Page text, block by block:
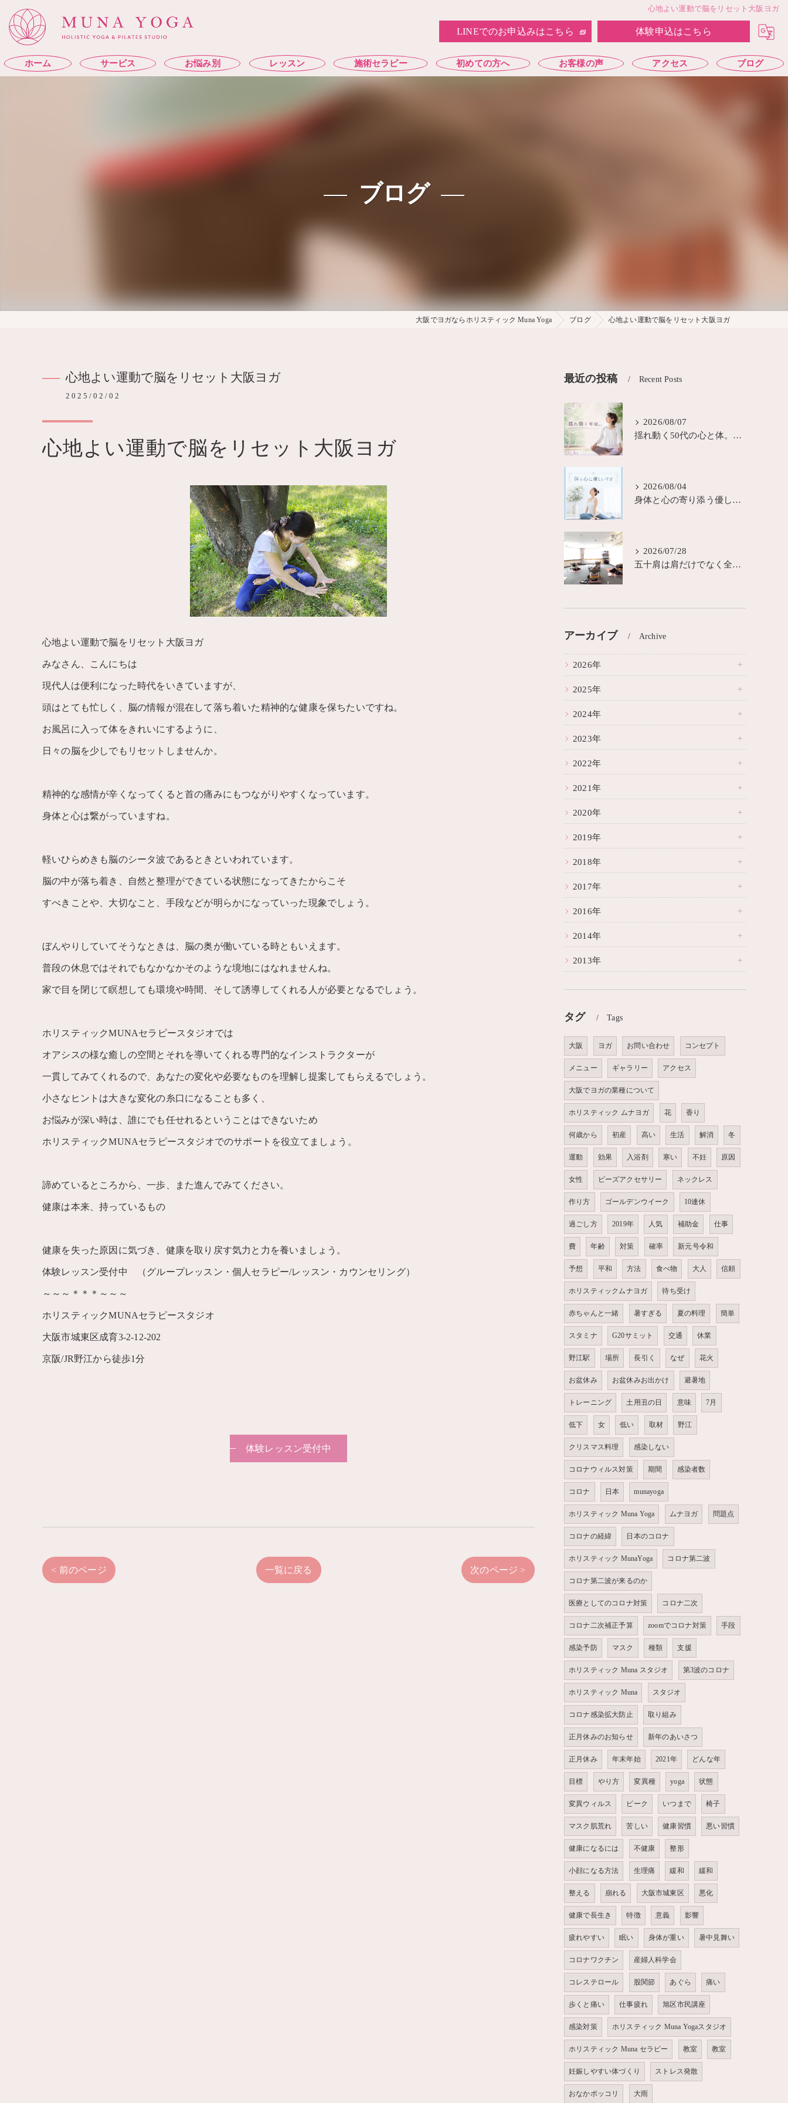
心地よい運動で脳をリセット大阪ヨガ
LINEでのお申込みはこちら 体験申込はこちら
ホーム サービス お悩み別 レッスン 施術セラピー 初めての方へ お客様の声 アクセス ブログ
ブログ
大阪でヨガならホリスティック Muna Yoga ブログ 心地よい運動で脳をリセット大阪ヨガ
心地よい運動で脳をリセット大阪ヨガ
2025/02/02
心地よい運動で脳をリセット大阪ヨガ
心地よい運動で脳をリセット大阪ヨガ
みなさん、こんにちは
現代人は便利になった時代をいきていますが、
頭はとても忙しく、脳の情報が混在して落ち着いた精神的な健康を保ちたいですね。
お風呂に入って体をきれいにするように、
日々の脳を少しでもリセットしませんか。
精神的な感情が辛くなってくると首の痛みにもつながりやすくなっています。
身体と心は繋がっていますね。
軽いひらめきも脳のシータ波であるときといわれています。
脳の中が落ち着き、自然と整理ができている状態になってきたからこそ
すべきことや、大切なこと、手段などが明らかになっていった現象でしょう。
ぼんやりしていてそうなときは、脳の奥が働いている時ともいえます。
普段の休息ではそれでもなかなかそのような境地にはなれませんね。
家で目を閉じて瞑想しても環境や時間、そして誘導してくれる人が必要となるでしょう。
ホリスティックMUNAセラピースタジオでは
オアシスの様な癒しの空間とそれを導いてくれる専門的なインストラクターが
一貫してみてくれるので、あなたの変化や必要なものを理解し提案してもらえるでしょう。
小さなヒントは大きな変化の糸口になることも多く、
お悩みが深い時は、誰にでも任せれるということはできないため
ホリスティックMUNAセラピースタジオでのサポートを役立てましょう。
諦めているところから、一歩、また進んでみてください。
健康は本来、持っているもの
健康を失った原因に気づき、健康を取り戻す気力と力を養いましょう。
体験レッスン受付中 （グループレッスン・個人セラピー/レッスン・カウンセリング）
～～～＊＊＊～～～
ホリスティックMUNAセラピースタジオ
大阪市城東区成育3-2-12-202
京阪/JR野江から徒歩1分
体験レッスン受付中
< 前のページ 一覧に戻る 次のページ >
最近の投稿 Recent Posts
2026/08/07
揺れ動く50代の心と体。今こそ自分を整える時間を大阪
2026/08/04
身体と心の寄り添う優しいヨガ大阪MUNA
2026/07/28
五十肩は肩だけでなく全身の歪みが原因？城東区ヨガピラティス
アーカイブ Archive
2026年
2025年
2024年
2023年
2022年
2021年
2020年
2019年
2018年
2017年
2016年
2014年
2013年
タグ Tags
大阪 ヨガ お問い合わせ コンセプト
メニュー ギャラリー アクセス
大阪でヨガの業種について
ホリスティック ムナヨガ 花 香り
何歳から 初産 高い 生活 解消 冬
運動 効果 入浴剤 寒い 不妊 原因
女性 ビーズアクセサリー ネックレス
作り方 ゴールデンウイーク 10連休
過ごし方 2019年 人気 補助金 仕事
費 年齢 対策 確率 新元号令和
予想 平和 方法 食べ物 大人 信頼
ホリスティックムナヨガ 待ち受け
赤ちゃんと一緒 暑すぎる 夏の料理 簡単
スタミナ G20サミット 交通 休業
野江駅 場所 長引く なぜ 花火
お盆休み お盆休みお出かけ 避暑地
トレーニング 土用丑の日 意味 7月
低下 女 低い 取材 野江
クリスマス料理 感染しない
コロナウィルス対策 期間 感染者数
コロナ 日本 munayoga
ホリスティック Muna Yoga ムナヨガ 問題点
コロナの経緯 日本のコロナ
ホリスティック MunaYoga コロナ第二波
コロナ第二波が来るのか
医療としてのコロナ対策 コロナ二次
コロナ二次補正予算 zoomでコロナ対策 手段
感染予防 マスク 種類 支援
ホリスティック Muna スタジオ 第3波のコロナ
ホリスティック Muna スタジオ
コロナ感染拡大防止 取り組み
正月休みのお知らせ 新年のあいさつ
正月休み 年末年始 2021年 どんな年
目標 やり方 変異種 yoga 状態
変異ウィルス ピーク いつまで 椅子
マスク肌荒れ 苦しい 健康習慣 悪い習慣
健康になるには 不健康 整形
小顔になる方法 生理痛 緩和 緩和
整える 崩れる 大阪市城東区 悪化
健康で長生き 特徴 意義 影響
疲れやすい 眠い 身体が重い 暑中見舞い
コロナワクチン 産婦人科学会
コレステロール 股関節 あぐら 痛い
歩くと痛い 仕事疲れ 旭区市民講座
感染対策 ホリスティック Muna Yogaスタジオ
ホリスティック Muna セラピー 教室 教室
妊娠しやすい体づくり ストレス発散
おなかポッコリ 大雨